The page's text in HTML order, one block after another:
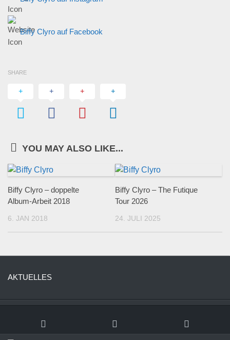
Biffy Clyro auf Facebook
SHARE
YOU MAY ALSO LIKE...
Biffy Clyro – doppelte
Album-Arbeit 2018
6. JAN 2018
Biffy Clyro – The Futique
Tour 2026
24. JULI 2025
AKTUELLES